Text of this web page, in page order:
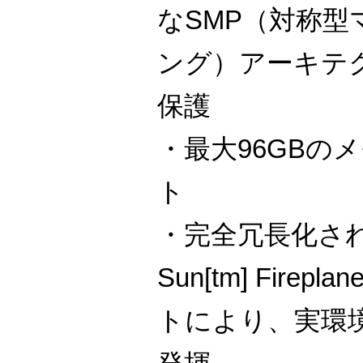
なSMP（対称型
ング）アーキテ
保護
・最大96GBの
ト
・完全冗長化さ
Sun[tm]
トにより、実環